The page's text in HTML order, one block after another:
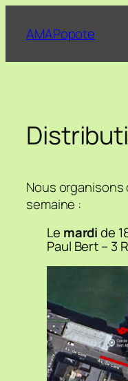
AMAPopote
Nous
semaine :
Le mardide
Paul Bert – 3